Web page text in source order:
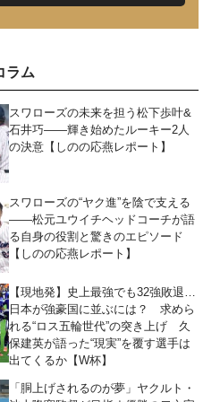
ラム
スワローズの未来を担う松下歩叶&
石井巧――輝き始めたルーキー2人
の決意【しのの応燕レポート】
スワローズの“ヤク進”を陰で支える
――松元ユウイチヘッドコーチが語
る自身の役割と驚きのエピソード
【しのの応燕レポート】
【現地発】史上最強でも32強敗退…
日本が強豪国に並ぶには？ 求めら
れる“ロス五輪世代”の突き上げ 久
保建英が語った“現実”を覆す選手は
出てくるか【W杯】
「胴上げされるのが夢」ヤクルト・